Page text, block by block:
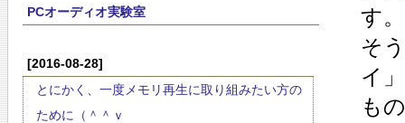
PCオーディオ実験室
[2016-08-28]
とにかく、一度メモリ再生に取り組みたい方の
ために（＾＾ｖ
す。
そ
イ
も